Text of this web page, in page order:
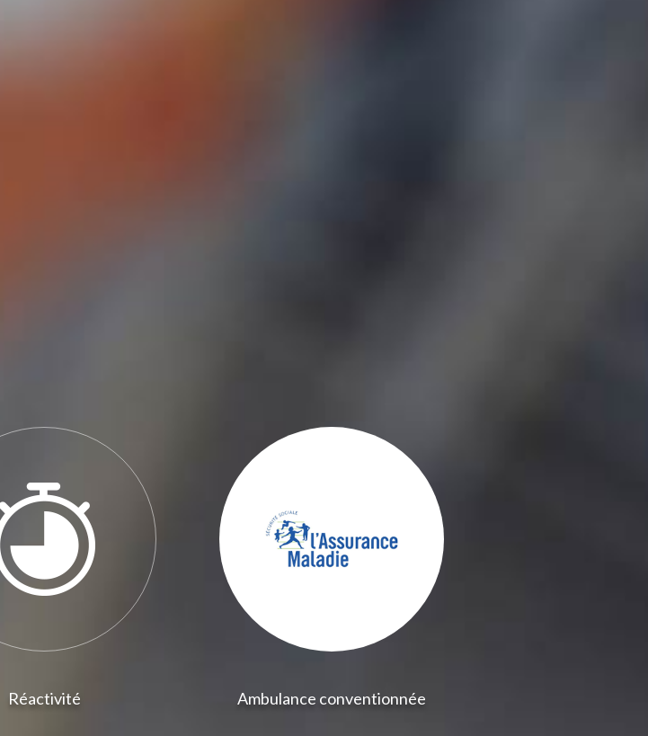
Réactivité Ambulance conventionnée